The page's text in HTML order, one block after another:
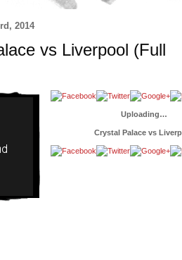
2014
vs Liverpool (Full
Uploading…
Crystal Palace vs